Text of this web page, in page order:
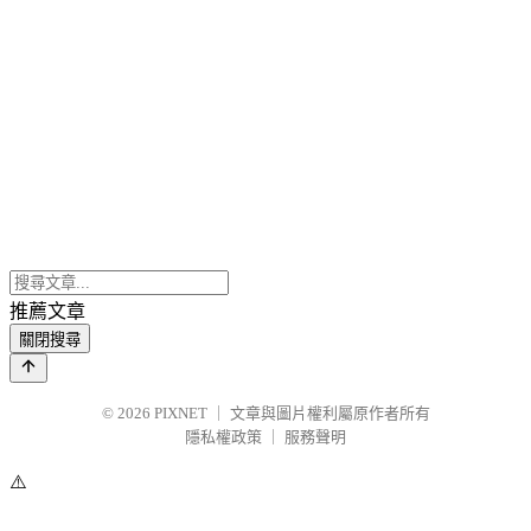
推薦文章
關閉搜尋
© 2026 PIXNET
文章與圖片權利屬原作者所有
隱私權政策
服務聲明
⚠️